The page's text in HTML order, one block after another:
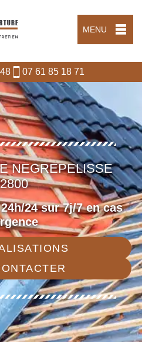
MENU
07 61 85 18 71
NEGREPELISSE
24 sur 7j/7 en cas